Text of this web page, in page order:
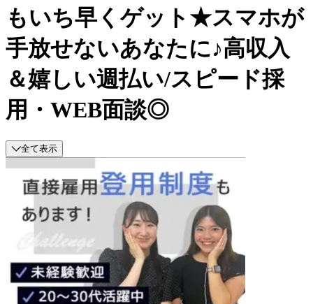
もいち早くゲット★スマホが
手放せないあなたに♪高収入
＆嬉しい週払い/スピード採
用・WEB面談◎
全て表示